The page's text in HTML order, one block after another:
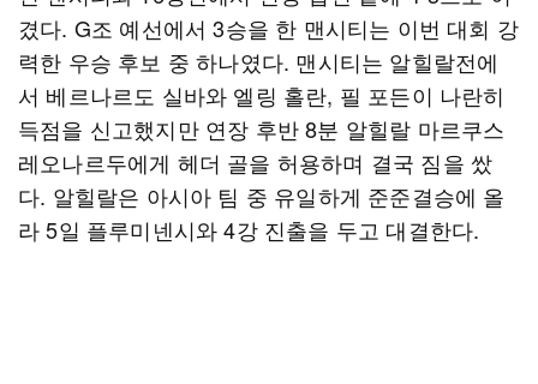
겼다. G조 예선에서 3승을 한 맨시티는 이번 대회 강
력한 우승 후보 중 하나였다. 맨시티는 알힐랄전에
서 베르나르도 실바와 엘링 홀란, 필 포든이 나란히
득점을 신고했지만 연장 후반 8분 알힐랄 마르쿠스
레오나르두에게 헤더 골을 허용하며 결국 짐을 쌌
다. 알힐랄은 아시아 팀 중 유일하게 준준결승에 올
라 5일 플루미넨시와 4강 진출을 두고 대결한다.